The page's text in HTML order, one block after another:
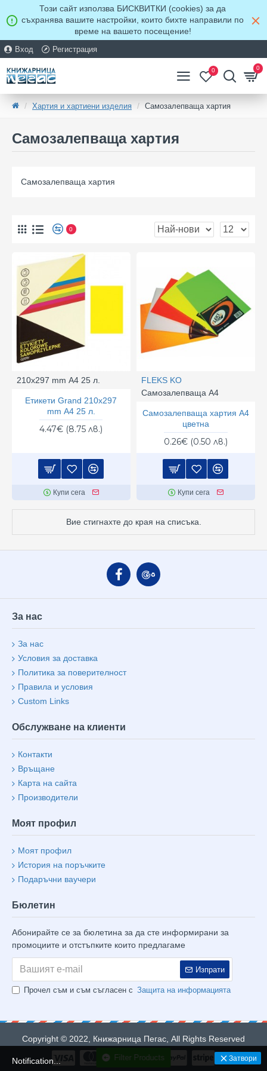
Този сайт използва БИСКВИТКИ (cookies) за да
съхранява вашите настройки, които бихте направили по
време на вашето посещение!
Вход Регистрация
0 0
Хартия и хартиени изделия Самозалепваща хартия
Самозалепваща хартия
Самозалепваща хартия
0
210x297 mm А4 25 л.
Етикети Grand 210x297
mm А4 25 л.
4.47€ (8.75 лв.)
Купи сега
FLEKS KO
Самозалепваща А4
Самозалепваща хартия А4
цветна
0.26€ (0.50 лв.)
Купи сега
Вие стигнахте до края на списъка.
За нас
За нас
Условия за доставка
Политика за поверителност
Правила и условия
Custom Links
Обслужване на клиенти
Контакти
Връщане
Карта на сайта
Производители
Моят профил
Моят профил
История на поръчките
Подаръчни ваучери
Бюлетин
Абонирайте се за бюлетина за да сте информирани за
промоциите и отстъпките които предлагаме
Изпрати
Прочел съм и съм съгласен с Защита на информацията
Copyright © 2022, Книжарница Пегас, All Rights Reserved
Затвори
Notification... Filter Products